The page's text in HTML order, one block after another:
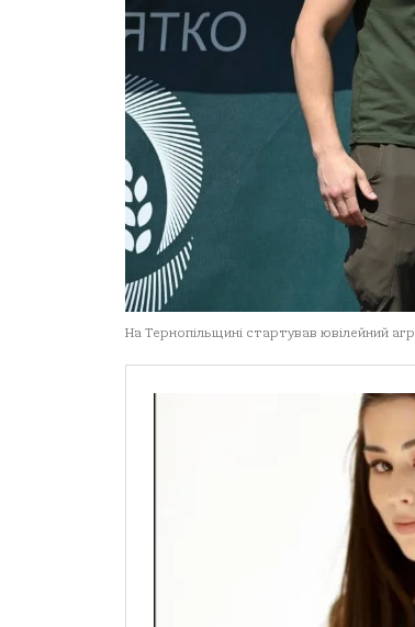
На Тернопільщині стартував ювілейний